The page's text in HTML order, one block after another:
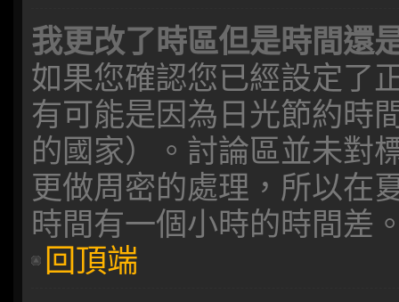
我更改了時區但是時間還
如果您確認您已經設定了
有可能是因為日光節約時
的國家）。討論區並未對
更做周密的處理，所以在
時間有一個小時的時間差
回頂端